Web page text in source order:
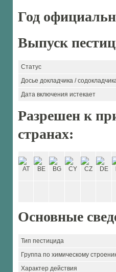
Год
Выпуск
Статус
Досье докладчика /
Дата включения истекает
Разрешен к
странах:
Основные
Тип пестицида
Группа по химическому
Характер действия